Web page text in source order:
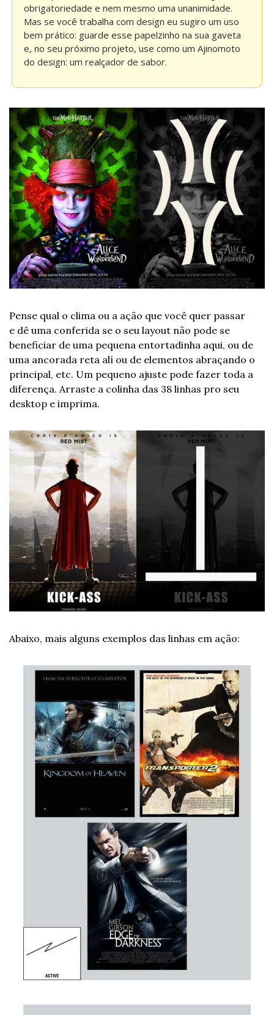
obrigatoriedade e nem mesmo uma unanimidade.
Mas se você trabalha com design eu sugiro um uso
bem prático: guarde esse papelzinho na sua gaveta
e, no seu próximo projeto, use como um Ajinomoto
do design: um realçador de sabor.
Pense qual o clima ou a ação que você quer passar
e dê uma conferida se o seu layout não pode se
beneficiar de uma pequena entortadinha aqui, ou de
uma ancorada reta alí ou de elementos abraçando o
principal, etc. Um pequeno ajuste pode fazer toda a
diferença. Arraste a colinha das 38 linhas pro seu
desktop e imprima.
Abaixo, mais alguns exemplos das linhas em ação: